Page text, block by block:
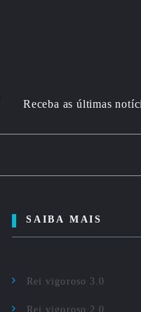
Receba as últimas
SAIBA MAIS
Rei vigoroso 3.0
Rei vigoroso 2.0